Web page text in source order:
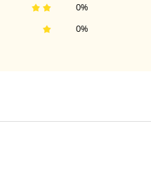
0%
0%